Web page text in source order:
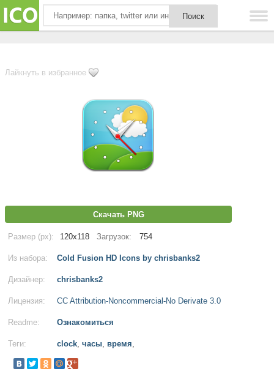
Лайкнуть в избранное
Скачать PNG
Размер (px): 120x118 Загрузок: 754
Из набора: Cold Fusion HD Icons by chrisbanks2
Дизайнер: chrisbanks2
Лицензия: CC Attribution-Noncommercial-No Derivate 3.0
Readme: Ознакомиться
Теги: clock, часы, время,